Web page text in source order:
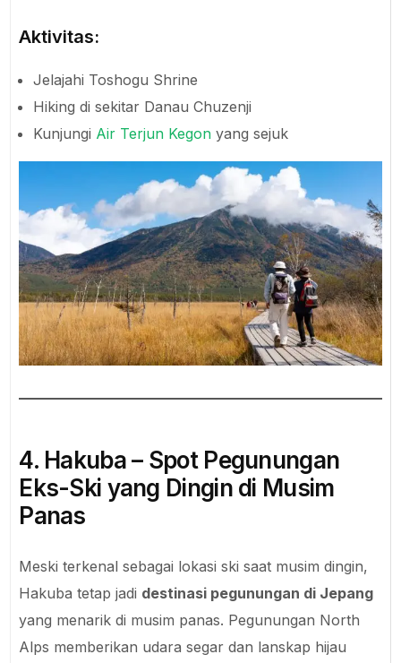
Aktivitas:
Jelajahi Toshogu Shrine
Hiking di sekitar Danau Chuzenji
Kunjungi Air Terjun Kegon yang sejuk
4. Hakuba – Spot Pegunungan
Eks-Ski yang Dingin di Musim
Panas
Meski terkenal sebagai lokasi ski saat musim dingin,
Hakuba tetap jadi destinasi pegunungan di Jepang
yang menarik di musim panas. Pegunungan North
Alps memberikan udara segar dan lanskap hijau